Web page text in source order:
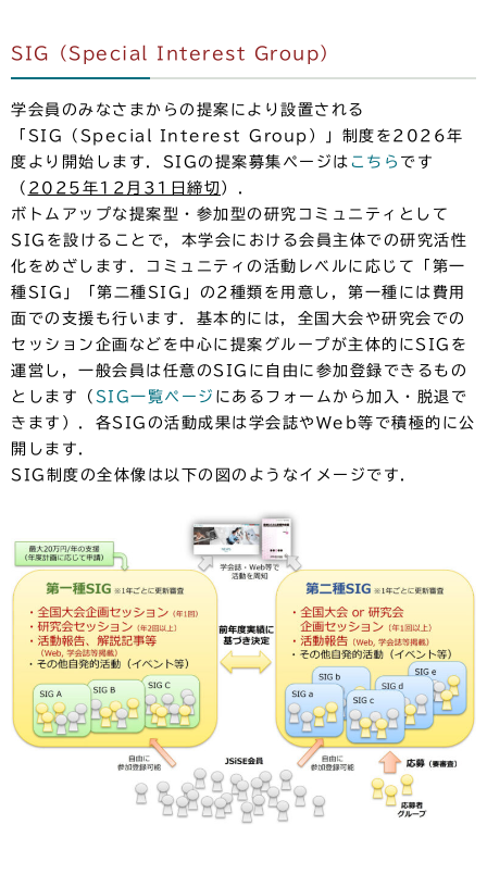
SIG（Special Interest Group）
学会員のみなさまからの提案により設置される
「SIG（Special Interest Group）」制度を2026年
度より開始します．SIGの提案募集ページは こちら です
（ 2025年12月31日締切 ）．
ボトムアップな提案型・参加型の研究コミュニティとして
SIGを設けることで，本学会における会員主体での研究活性
化をめざします．コミュニティの活動レベルに応じて「第一
種SIG」「第二種SIG」の2種類を用意し，第一種には費用
面での支援も行います．基本的には，全国大会や研究会での
セッション企画などを中心に提案グループが主体的にSIGを
運営し，一般会員は任意のSIGに自由に参加登録できるもの
とします（ SIG一覧ページ にあるフォームから加入・脱退で
きます）．各SIGの活動成果は学会誌やWeb等で積極的に公
開します．
SIG制度の全体像は以下の図のようなイメージです．